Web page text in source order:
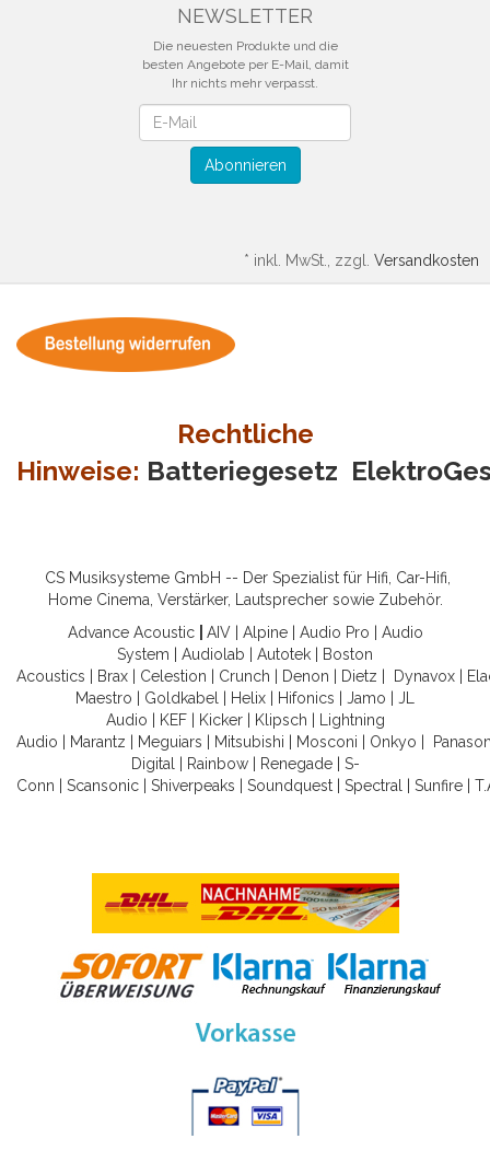
NEWSLETTER
Die neuesten Produkte und die
besten Angebote per E-Mail, damit
Ihr nichts mehr verpasst.
Abonnieren
* inkl. MwSt., zzgl. Versandkosten
Rechtliche
Hinweise: Batteriegesetz
CS Musiksysteme GmbH -- Der Spezialist für Hifi, Car-Hifi,
Home Cinema, Verstärker, Lautsprecher sowie Zubehör.
Advance Acoustic
AIV| Alpine| Audio Pro
Audio
System
Audiolab Autotek
Boston
Acoustics
Brax Celestion Crunch Denon Dietz Dynavox
Maestro
Goldkabel Helix Hifonics Jamo
JL
Audio
KEF| Kicker| Klipsch
Lightning
Audio
Marantz Meguiars Mitsubishi Mosconi Onkyo
Digital
Rainbow| Renegade| S-
Conn
Scansonic Shiverpeaks Soundquest Spectral Sunfire